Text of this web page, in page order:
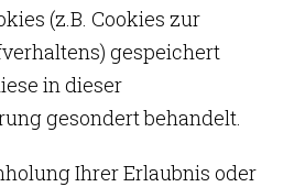
(z.B. Cookies zur
gespeichert
in dieser
gesondert behandelt.
Ihrer Erlaubnis oder